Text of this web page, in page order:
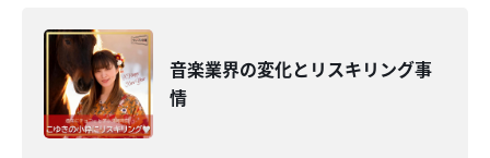
音楽業界の変化とリスキリング事
情